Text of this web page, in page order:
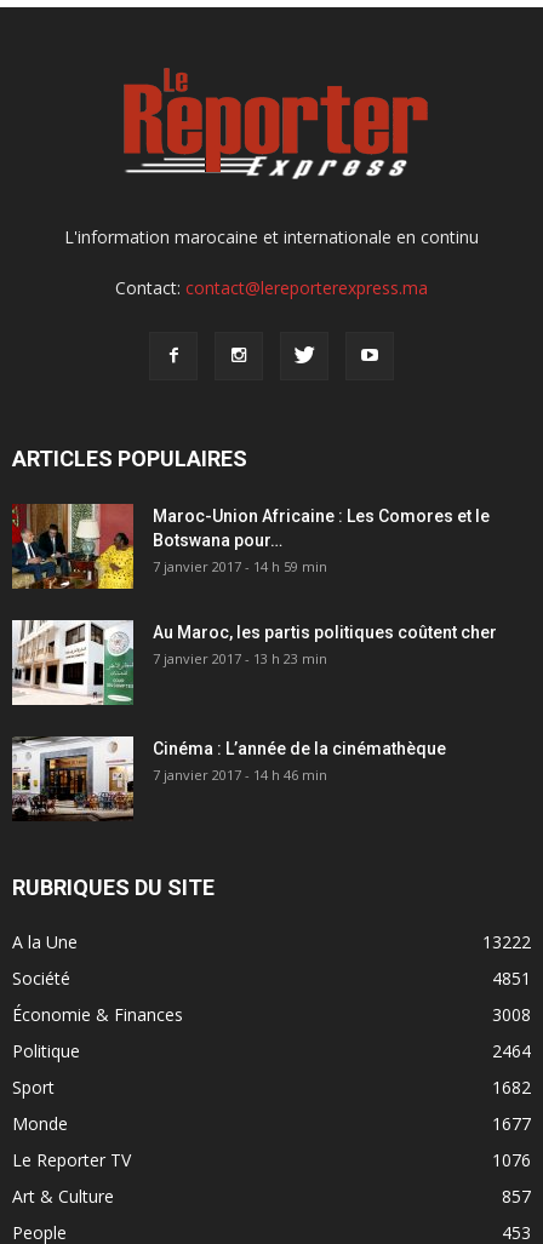
L'information marocaine et internationale en continu
Contact: contact@lereporterexpress.ma
ARTICLES POPULAIRES
Maroc-Union Africaine : Les Comores et le
Botswana pour…
7 janvier 2017 - 14 h 59 min
Au Maroc, les partis politiques coûtent cher
7 janvier 2017 - 13 h 23 min
Cinéma : L’année de la cinémathèque
7 janvier 2017 - 14 h 46 min
RUBRIQUES DU SITE
A la Une
13222
Société
4851
Économie & Finances
3008
Politique
2464
Sport
1682
Monde
1677
Le Reporter TV
1076
Art & Culture
857
People
453